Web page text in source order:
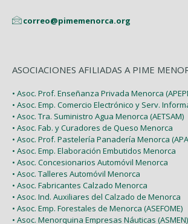
correo@pimemenorca.org
ASOCIACIONES AFILIADAS A PIME
• Asoc. Prof. Enseñanza Privada Menorca
• Asoc. Emp. Comercio Electrónico y Serv.
• Asoc. Tra. Suministro Agua Menorca (AETSAM)
• Asoc. Fab. y Curadores de Queso Menorca
• Asoc. Prof. Pastelería Panadería Menorca
• Asoc. Emp. Elaboración Embutidos Menorca
• Asoc. Concesionarios Automóvil Menorca
• Asoc. Talleres Automóvil Menorca
• Asoc. Fabricantes Calzado Menorca
• Asoc. Ind. Auxiliares del Calzado de Menorca
• Asoc. Emp. Forestales de Menorca (ASEFOME)
• Asoc. Menorquina Empresas Náuticas (ASMEN)